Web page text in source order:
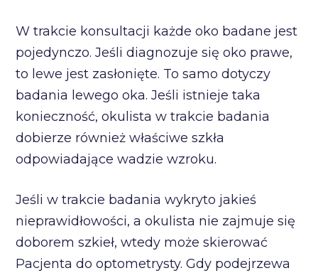
W trakcie konsultacji każde oko badane jest
pojedynczo. Jeśli diagnozuje się oko prawe,
to lewe jest zasłonięte. To samo dotyczy
badania lewego oka. Jeśli istnieje taka
konieczność, okulista w trakcie badania
dobierze również właściwe szkła
odpowiadające wadzie wzroku.
Jeśli w trakcie badania wykryto jakieś
nieprawidłowości, a okulista nie zajmuje się
doborem szkieł, wtedy może skierować
Pacjenta do optometrysty. Gdy podejrzewa